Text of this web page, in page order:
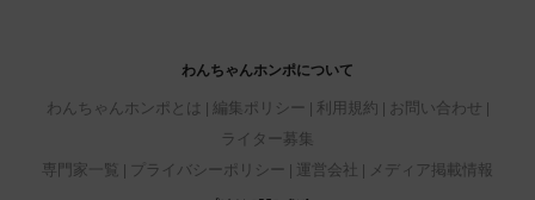
わんちゃんホンポについて
わんちゃんホンポとは 編集ポリシー 利用規約
お問い合わせ
ライター募集
専門家一覧
プライバシーポリシー 運営会社 メディア掲載情報